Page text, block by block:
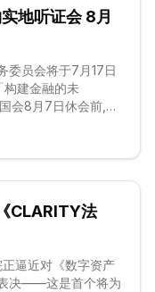
地听证会 8月
委员会将于7月17日
建金融的未
会8月7日休会前,为
小组委员会牵头,本
用意,是围绕一套把
归入证券、商品与
CLARITY法
逼近对《数字资产
决——这是首个将为